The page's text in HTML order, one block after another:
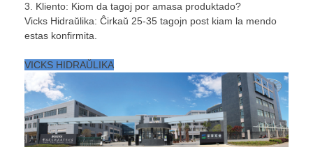
3. Kliento: Kiom da tagoj por amasa produktado?
Vicks Hidraŭlika: Ĉirkaŭ 25-35 tagojn post kiam la mendo
estas konfirmita.
VICKS HIDRAŬLIKA